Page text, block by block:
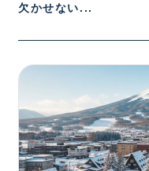
欠かせない...